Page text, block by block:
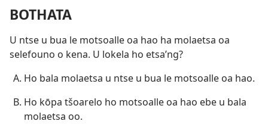
BOTHATA
U ntse u bua le motsoalle oa hao ha molaetsa oa
selefouno o kena. U lokela ho etsa’ng?
Ho bala molaetsa u ntse u bua le motsoalle oa hao.
Ho kōpa tšoarelo ho motsoalle oa hao ebe u bala
molaetsa oo.